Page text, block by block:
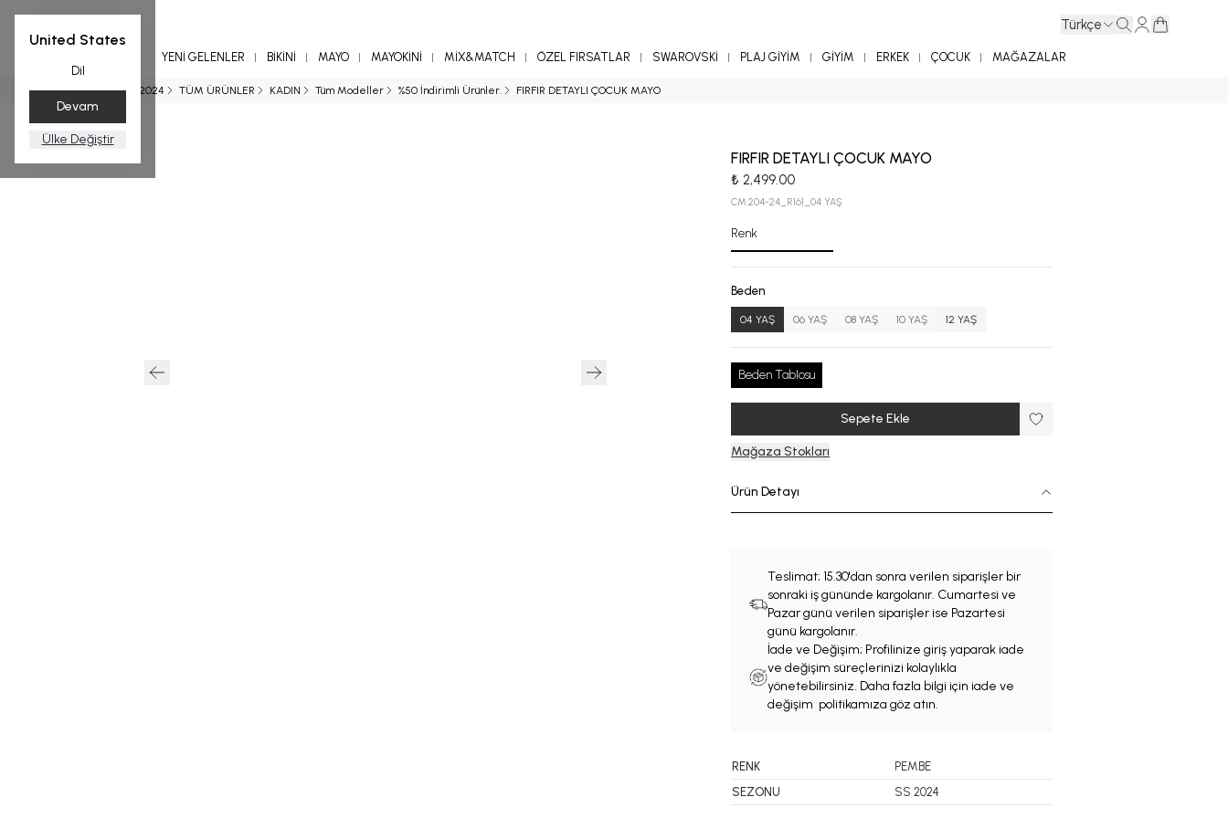
United States
Dil
Devam
Ülke Değiştir
Türkçe
YENİ GELENLER BİKİNİ MAYO MAYOKİNİ MİX&MATCH ÖZEL FIRSATLAR SWAROVSKİ PLAJ GİYİM GİYİM ERKEK ÇOCUK MAĞAZALAR
Ana Sayfa SS 2024 TÜM ÜRÜNLER KADIN Tüm Modeller %50 İndirimli Ürünler. FIRFIR DETAYLI ÇOCUK MAYO
FIRFIR DETAYLI ÇOCUK MAYO
₺ 2,499.00
CM.204-24_R161_04 YAŞ
Renk
Beden
04 YAŞ 06 YAŞ 08 YAŞ 10 YAŞ 12 YAŞ
Beden Tablosu
Sepete Ekle
Mağaza Stokları
Ürün Detayı
Teslimat; 15.30'dan sonra verilen siparişler bir
sonraki iş gününde kargolanır. Cumartesi ve
Pazar günü verilen siparişler ise Pazartesi
günü kargolanır.
İade ve Değişim; Profilinize giriş yaparak iade
ve değişim süreçlerinizi kolaylıkla
yönetebilirsiniz. Daha fazla bilgi için iade ve
değişim politikamıza göz atın.
RENK
PEMBE
SEZONU
SS 2024